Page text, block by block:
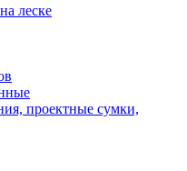
леске
проектные сумки,